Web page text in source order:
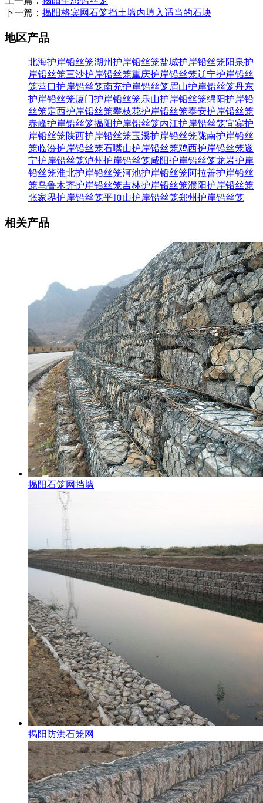
下一篇： 揭阳格宾网石笼挡土墙内填入适当的石块
地区产品
北海护岸铅丝笼湖州护岸铅丝笼盐城护岸铅丝笼阳泉护
岸铅丝笼三沙护岸铅丝笼重庆护岸铅丝笼辽宁护岸铅丝
笼营口护岸铅丝笼南充护岸铅丝笼眉山护岸铅丝笼丹东
护岸铅丝笼厦门护岸铅丝笼乐山护岸铅丝笼绵阳护岸铅
丝笼定西护岸铅丝笼攀枝花护岸铅丝笼泰安护岸铅丝笼
赤峰护岸铅丝笼揭阳护岸铅丝笼内江护岸铅丝笼宜宾护
岸铅丝笼陕西护岸铅丝笼玉溪护岸铅丝笼陇南护岸铅丝
笼临汾护岸铅丝笼石嘴山护岸铅丝笼鸡西护岸铅丝笼遂
宁护岸铅丝笼泸州护岸铅丝笼咸阳护岸铅丝笼龙岩护岸
铅丝笼淮北护岸铅丝笼河池护岸铅丝笼阿拉善护岸铅丝
笼乌鲁木齐护岸铅丝笼吉林护岸铅丝笼濮阳护岸铅丝笼
张家界护岸铅丝笼平顶山护岸铅丝笼郑州护岸铅丝笼
相关产品
揭阳石笼网挡墙
揭阳防洪石笼网